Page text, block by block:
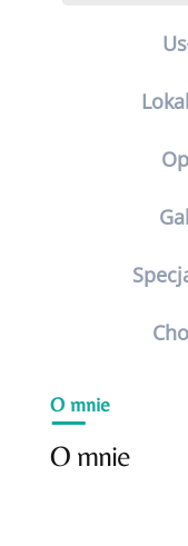
O mnie
O mnie